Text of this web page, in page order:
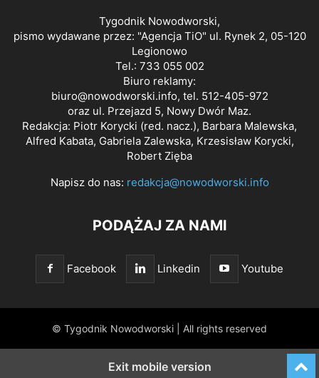
Tygodnik Nowodworski,
pismo wydawane przez: "Agencja TiO" ul. Rynek 2, 05-120
Legionowo
Tel.: 733 055 002
Biuro reklamy:
biuro@nowodworski.info, tel. 512-405-972
oraz ul. Przejazd 5, Nowy Dwór Maz.
Redakcja: Piotr Korycki (red. nacz.), Barbara Malewska,
Alfred Kabata, Gabriela Zalewska, Krzesisław Korycki,
Robert Zięba
Napisz do nas: redakcja@nowodworski.info
PODĄŻAJ ZA NAMI
Facebook Linkedin Youtube
© Tygodnik Nowodworski | All rights reserved
Exit mobile version